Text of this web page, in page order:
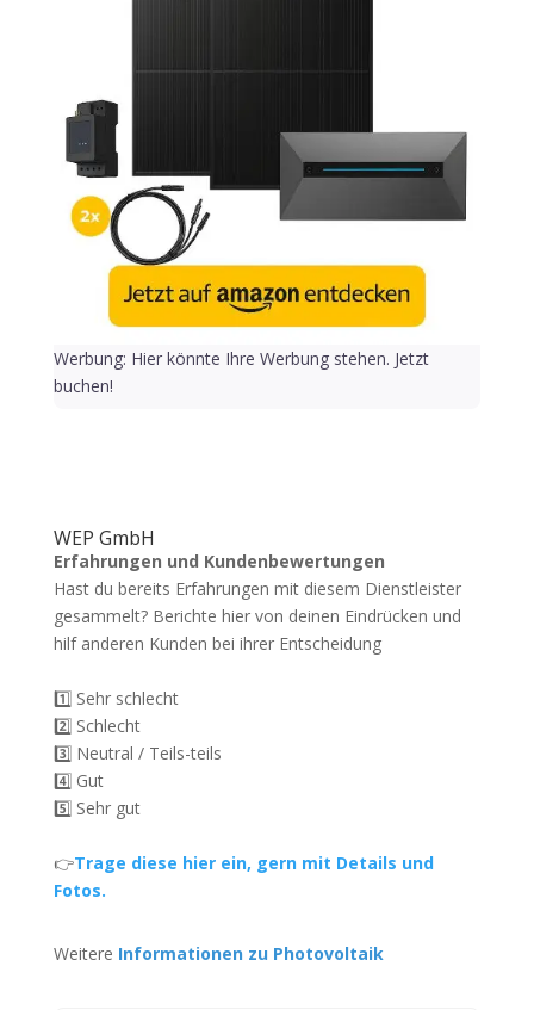
Werbung: Hier könnte Ihre Werbung stehen. Jetzt
buchen!
WEP GmbH
Erfahrungen und Kundenbewertungen
Hast du bereits Erfahrungen mit diesem Dienstleister
gesammelt? Berichte hier von deinen Eindrücken und
hilf anderen Kunden bei ihrer Entscheidung
1️⃣ Sehr schlecht
2️⃣ Schlecht
3️⃣ Neutral / Teils-teils
4️⃣ Gut
5️⃣ Sehr gut
👉Trage diese hier ein, gern mit Details und
Fotos.
Weitere Informationen zu Photovoltaik